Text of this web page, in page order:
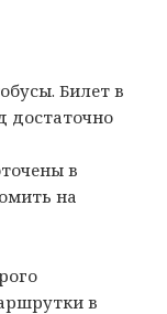
Билет в
достаточно
в
на
в